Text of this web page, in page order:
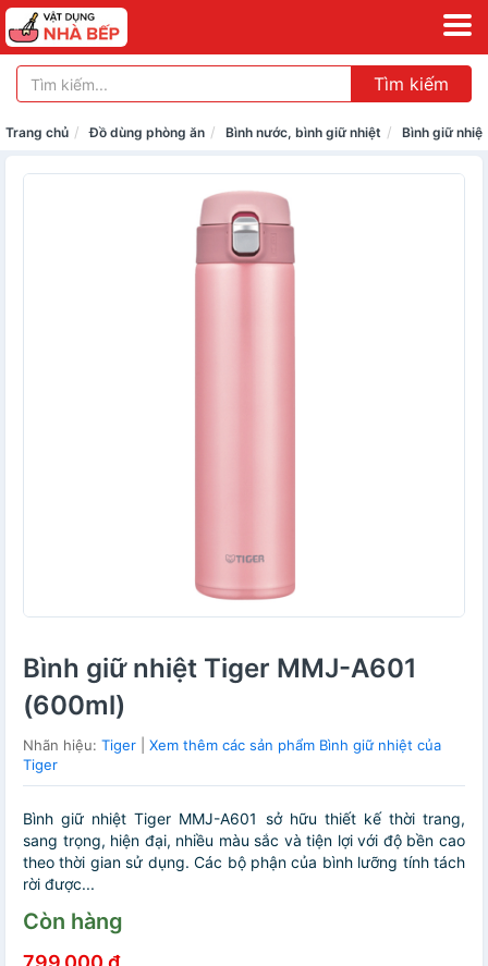
Tìm kiếm
Trang chủ Đồ dùng phòng ăn Bình nước, bình giữ nhiệt Bình giữ nhiệt
Bình giữ nhiệt Tiger MMJ-A601
(600ml)
Nhãn hiệu: Tiger
Xem thêm các sản phẩm Bình giữ nhiệt của
Tiger
Bình giữ nhiệt Tiger MMJ-A601 sở hữu thiết kế thời trang,
sang trọng, hiện đại, nhiều màu sắc và tiện lợi với độ bền cao
theo thời gian sử dụng. Các bộ phận của bình lưỡng tính tách
rời được...
Còn hàng